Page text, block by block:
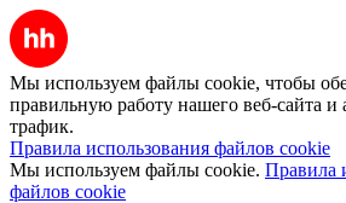
Мы используем файлы cookie, чтобы
правильную работу нашего веб-сайта и
трафик.
Правила использования файлов cookie
Мы используем файлы cookie. Правила
файлов cookie